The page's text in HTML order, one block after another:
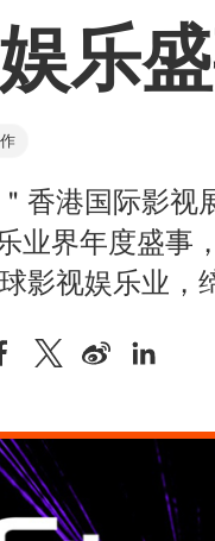
乐
香港国际影视
业界年度盛事
影视娱乐业，